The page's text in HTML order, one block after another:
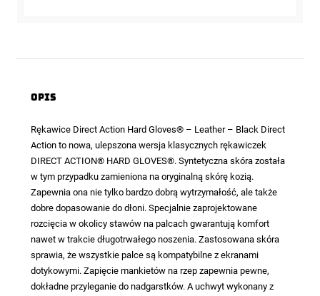
Opis
Rękawice Direct Action Hard Gloves®– Leather – Black Direct
Action to nowa, ulepszona wersja klasycznych rękawiczek
DIRECT ACTION® HARD GLOVES®. Syntetyczna skóra została
w tym przypadku zamieniona na oryginalną skórę kozią.
Zapewnia ona nie tylko bardzo dobrą wytrzymałość, ale także
dobre dopasowanie do dłoni. Specjalnie zaprojektowane
rozcięcia w okolicy stawów na palcach gwarantują komfort
nawet w trakcie długotrwałego noszenia. Zastosowana skóra
sprawia, że wszystkie palce są kompatybilne z ekranami
dotykowymi. Zapięcie mankietów na rzep zapewnia pewne,
dokładne przyleganie do nadgarstków. A uchwyt wykonany z